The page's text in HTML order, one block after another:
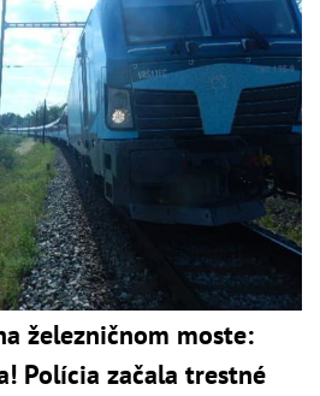
železničnom moste:
Polícia začala trestné